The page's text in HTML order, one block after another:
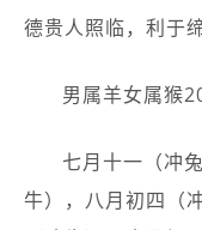
德贵人照临，利于
男属羊女属猴
七月十一（冲
牛），八月初四（